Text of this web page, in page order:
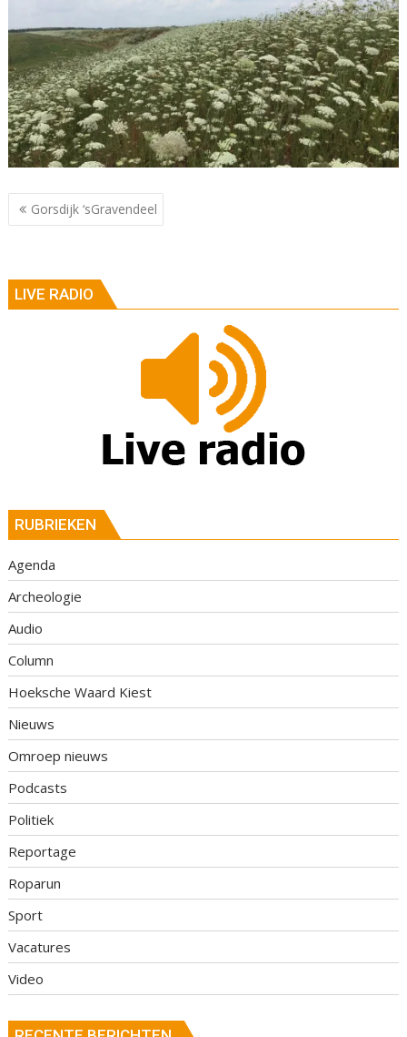
Berichtnavigatie
Gorsdijk ‘sGravendeel
LIVE RADIO
RUBRIEKEN
Agenda
Archeologie
Audio
Column
Hoeksche Waard Kiest
Nieuws
Omroep nieuws
Podcasts
Politiek
Reportage
Roparun
Sport
Vacatures
Video